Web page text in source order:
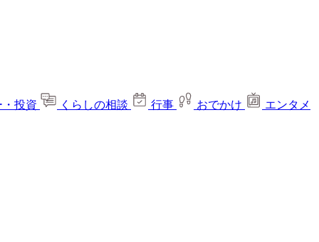
・投資 くらしの相談 行事 おでかけ
エンタメ